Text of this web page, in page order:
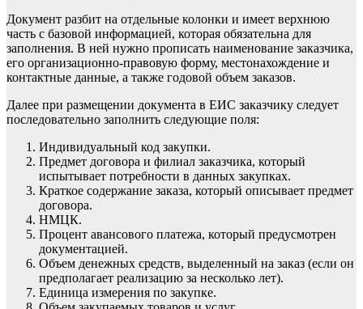
Документ разбит на отдельные колонки и имеет верхнюю
часть с базовой информацией, которая обязательна для
заполнения. В ней нужно прописать наименование заказчика,
его организационно-правовую форму, местонахождение и
контактные данные, а также годовой объем заказов.
Далее при размещении документа в ЕИС заказчику следует
последовательно заполнить следующие поля:
Индивидуальный код закупки.
Предмет договора и филиал заказчика, который
испытывает потребности в данных закупках.
Краткое содержание заказа, который описывает предмет
договора.
НМЦК.
Процент авансового платежа, который предусмотрен
документацией.
Объем денежных средств, выделенный на заказ (если он
предполагает реализацию за несколько лет).
Единица измерения по закупке.